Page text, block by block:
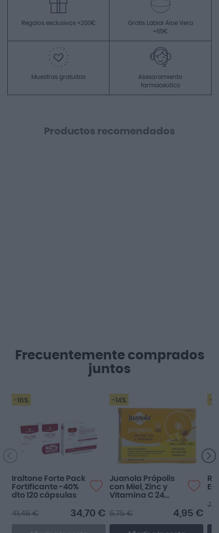
Regalos exclusivos +200€
Gratis Labial Aloe Vera
+65€
Muestras gratuitas
Asesoramiento
farmaceútico
Productos recomendados
Frecuentemente comprados
juntos
-16%
Iraltone Forte Pack
Fortificante -40%
dto 120 cápsulas
34,70 €
41,45 €
-14%
Juanola Própolis
con Miel, Zinc y
Vitamina C 24
4,95 €
5,75 €
-